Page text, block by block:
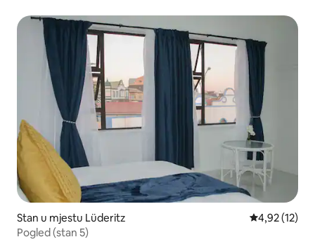
Stan u mjestu Lüderitz Prosječna
4,92 (12)
Pogled (stan 5)